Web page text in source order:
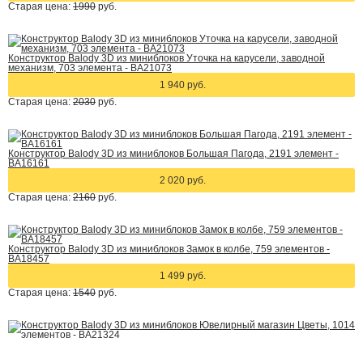
Старая цена: 1990 руб.
Конструктор Balody 3D из миниблоков Уточка на карусели, заводной
механизм, 703 элемента - BA21073
1 940 руб.
Старая цена: 2030 руб.
Конструктор Balody 3D из миниблоков Большая Пагода, 2191 элемент -
BA16161
2 020 руб.
Старая цена: 2160 руб.
Конструктор Balody 3D из миниблоков Замок в колбе, 759 элементов -
BA18457
1 499 руб.
Старая цена: 1540 руб.